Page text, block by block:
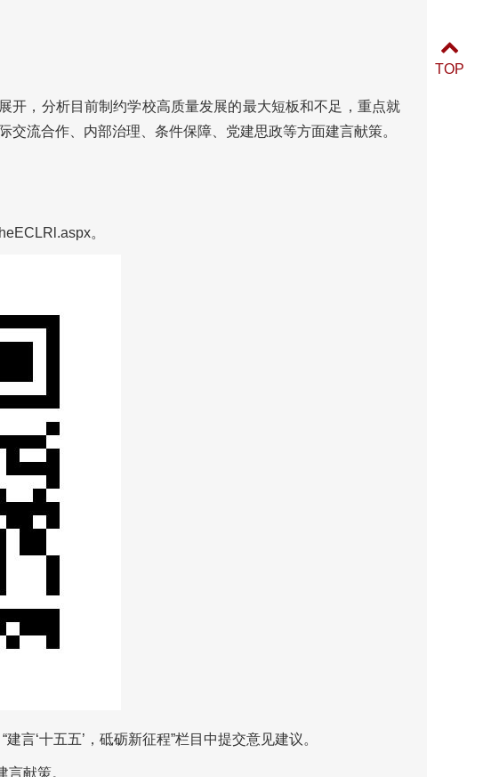
开，分析目前制约学校高质量发展的最大短板和不足，重点就
流合作、内部治理、条件保障、党建思政等方面建言献策。
。
言‘十五五’，砥砺新征程”栏目中提交意见建议。
言献策。
TOP